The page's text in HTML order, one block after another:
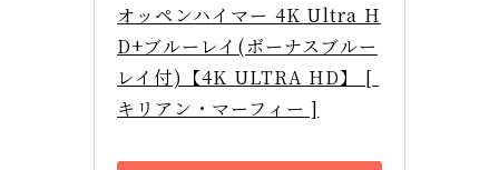
オッペンハイマー 4K Ultra H
D+ブルーレイ(ボーナスブルー
レイ付)【4K ULTRA HD】 [
キリアン・マーフィー ]